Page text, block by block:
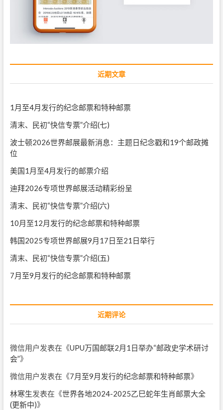
近期文章
1月至4月发行的纪念邮票和特种邮票
清末、民初“快信专票”介绍(七)
波士顿2026世界邮展最新消息：主题日纪念戳和19个邮政摊
位
美国1月至4月发行的邮票介绍
迪拜2026专项世界邮展活动精彩纷呈
清末、民初“快信专票”介绍(六)
10月至12月发行的纪念邮票和特种邮票
韩国2025专项世界邮展9月17日至21日举行
清末、民初“快信专票”介绍(五)
7月至9月发行的纪念邮票和特种邮票
近期评论
微信用户发表在《UPU万国邮联2月1日举办“邮政史学术研讨
会”》
微信用户发表在《7月至9月发行的纪念邮票和特种邮票》
林寒生发表在《世界各地2024-2025乙巳蛇年生肖邮票大全
(更新中)》